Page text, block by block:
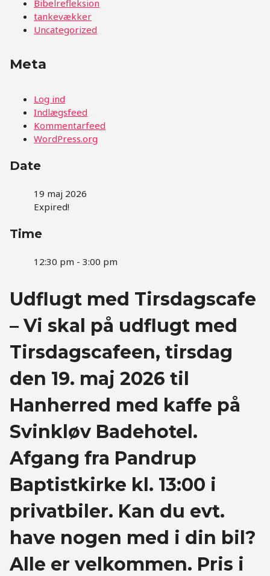
Bibelrefleksion
tankevækker
Uncategorized
Meta
Log ind
Indlægsfeed
Kommentarfeed
WordPress.org
Date
19 maj 2026
Expired!
Time
12:30 pm - 3:00 pm
Udflugt med Tirsdagscafe
– Vi skal på udflugt med
Tirsdagscafeen, tirsdag
den 19. maj 2026 til
Hanherred med kaffe på
Svinkløv Badehotel.
Afgang fra Pandrup
Baptistkirke kl. 13:00 i
privatbiler. Kan du evt.
have nogen med i din bil?
Alle er velkommen. Pris i